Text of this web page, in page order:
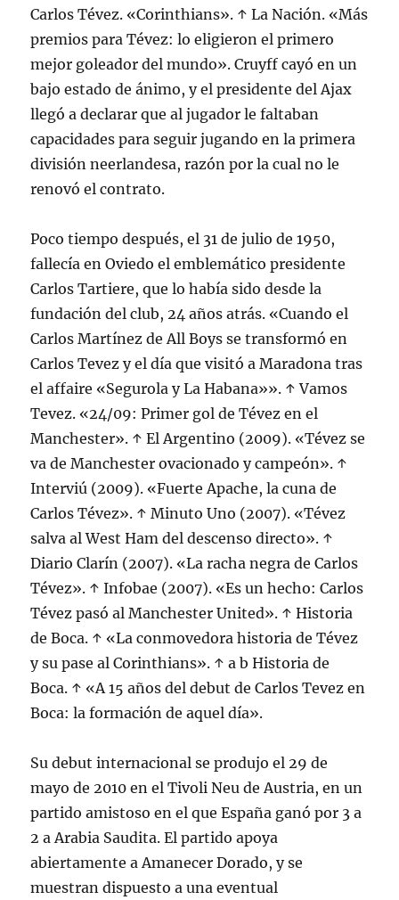
Carlos Tévez. «Corinthians». ↑ La Nación. «Más
premios para Tévez: lo eligieron el primero
mejor goleador del mundo». Cruyff cayó en un
bajo estado de ánimo, y el presidente del Ajax
llegó a declarar que al jugador le faltaban
capacidades para seguir jugando en la primera
división neerlandesa, razón por la cual no le
renovó el contrato.
Poco tiempo después, el 31 de julio de 1950,
fallecía en Oviedo el emblemático presidente
Carlos Tartiere, que lo había sido desde la
fundación del club, 24 años atrás. «Cuando el
Carlos Martínez de All Boys se transformó en
Carlos Tevez y el día que visitó a Maradona tras
el affaire «Segurola y La Habana»». ↑ Vamos
Tevez. «24/09: Primer gol de Tévez en el
Manchester». ↑ El Argentino (2009). «Tévez se
va de Manchester ovacionado y campeón». ↑
Interviú (2009). «Fuerte Apache, la cuna de
Carlos Tévez». ↑ Minuto Uno (2007). «Tévez
salva al West Ham del descenso directo». ↑
Diario Clarín (2007). «La racha negra de Carlos
Tévez». ↑ Infobae (2007). «Es un hecho: Carlos
Tévez pasó al Manchester United». ↑ Historia
de Boca. ↑ «La conmovedora historia de Tévez
y su pase al Corinthians». ↑ a b Historia de
Boca. ↑ «A 15 años del debut de Carlos Tevez en
Boca: la formación de aquel día».
Su debut internacional se produjo el 29 de
mayo de 2010 en el Tivoli Neu de Austria, en un
partido amistoso en el que España ganó por 3 a
2 a Arabia Saudita. El partido apoya
abiertamente a Amanecer Dorado, y se
muestran dispuesto a una eventual